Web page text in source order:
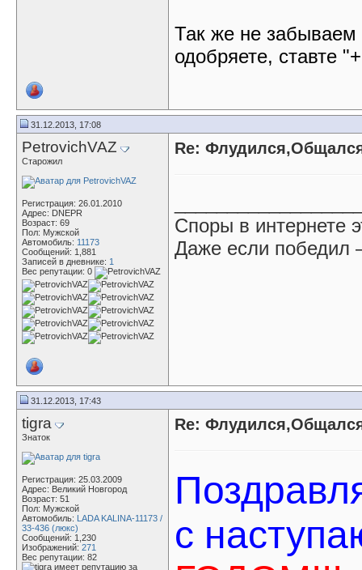
Так же не забываем
одобряете, ставте
31.12.2013, 17:08
PetrovichVAZ
Старожил
Регистрация: 26.01.2010
Адрес: DNEPR
Возраст: 69
Пол: Мужской
Автомобиль: 11173
Сообщений: 1,881
Записей в дневнике: 1
Вес репутации: 0
Re:
Споры в интернете
Даже если победил
31.12.2013, 17:43
tigra
Знаток
Регистрация: 25.03.2009
Адрес: Великий Новгород
Возраст: 51
Пол: Мужской
Автомобиль: LADA KALINA-11173 /
33-436 (люкс)
Сообщений: 1,230
Изображений: 271
Вес репутации: 82
Re:
с